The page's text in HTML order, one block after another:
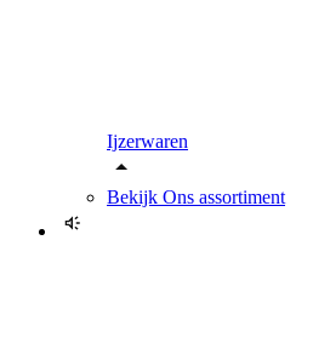
Ijzerwaren
Bekijk Ons assortiment